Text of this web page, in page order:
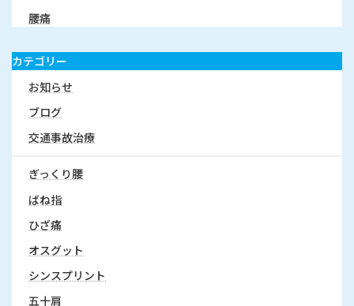
腰痛
カテゴリー
お知らせ
ブログ
交通事故治療
ぎっくり腰
ばね指
ひざ痛
オスグット
シンスプリント
五十肩